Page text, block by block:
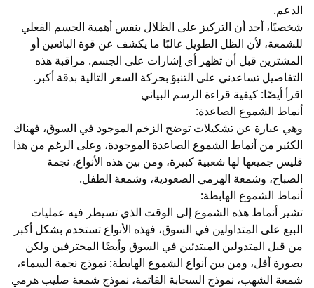
الدعم.
شخصيًا، أجد أن التركيز على الظلال بنفس أهمية الجسم الفعلي
للشمعة، لأن الظل الطويل غالبًا ما يكشف عن قوة البائعين أو
المشترين قبل أن تظهر أي إشارات على الجسم. مراقبة هذه
التفاصيل تساعدني على التنبؤ بحركة السعر التالية بدقة أكبر.
اقرأ أيضًا: كيفية قراءة الرسم البياني
أنماط الشموع الصاعدة:
وهي عبارة عن تشكيلات توضح الزخم الموجود في السوق، فهناك
الكثير من أنماط الشموع الصاعدة الموجودة، وعلى الرغم من هذا
فليس جميعها لها شعبية كبيرة، ومن بين هذه الأنواع، نجمة
الصباح، وشمعة الهرمي الصعودية، وشمعة الطفل.
أنماط الشموع الهابطة:
تشير أنماط هذه الشموع إلى الوقت الذي تسيطر فيه عمليات
البيع على المتداولين في السوق، فهذه الأنواع تستخدم بشكل أكبر
من قبل المتدولين المبتدئين في السوق وأيضًا المحترفين ولكن
بصورة أقل، ومن بين أنواع الشموع الهابطة: نموذج نجمة السماء،
شمعة الشهب، نموذج السحابة القاتمة، نموذج شمعة صليب هرمي